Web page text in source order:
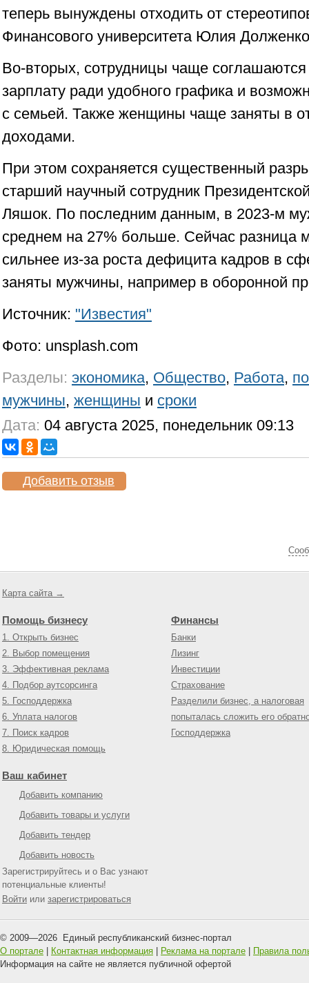
теперь вынуждены отходить от
Финансового университета Юлия
Во-вторых, сотрудницы чаще
зарплату ради удобного графика и
с семьей. Также женщины чаще заняты в
доходами.
При этом сохраняется существенный
старший научный сотрудник
Ляшок. По последним данным, в 2023-м
среднем на 27% больше. Сейчас разница
сильнее из-за роста дефицита кадров в
заняты мужчины, например в оборонной
Источник: "Известия"
Фото: unsplash.com
Разделы: экономика, Общество, Работа,
мужчины, женщины и сроки
Дата: 04 августа 2025, понедельник 09:13
Добавить отзыв
Карта сайта →
Помощь бизнесу
1. Открыть бизнес
2. Выбор помещения
3. Эффективная реклама
4. Подбор аутсорсинга
5. Господдержка
6. Уплата налогов
7. Поиск кадров
8. Юридическая помощь
Финансы
Банки
Лизинг
Инвестиции
Страхование
Разделили бизнес, а налоговая
попыталась сложить его
Господдержка
Ваш кабинет
Добавить компанию
Добавить товары и услуги
Добавить тендер
Добавить новость
Зарегистрируйтесь и о Вас узнают
потенциальные клиенты!
Войти или зарегистрироваться
© 2009—2026 Единый республиканский бизнес-портал
О портале
Контактная информация Реклама на портале
Правила
Информация на сайте не является публичной офертой